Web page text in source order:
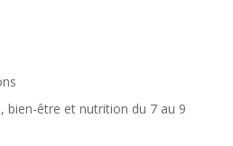
bien-être et nutrition du 7 au 9